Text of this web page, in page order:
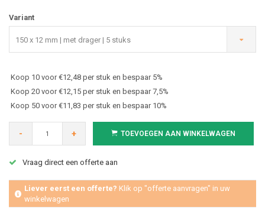
Variant
150 x 12 mm | met drager | 5 stuks
Koop 10 voor €12,48 per stuk en bespaar 5%
Koop 20 voor €12,15 per stuk en bespaar 7,5%
Koop 50 voor €11,83 per stuk en bespaar 10%
- + TOEVOEGEN AAN WINKELWAGEN
Vraag direct een offerte aan
Liever eerst een offerte? Klik op "offerte aanvragen" in uw
winkelwagen